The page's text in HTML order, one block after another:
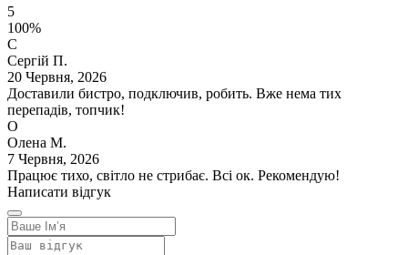
5
100%
С
Сергій П.
20 Червня, 2026
Доставили бистро, подключив, робить. Вже нема тих
перепадів, топчик!
О
Олена М.
7 Червня, 2026
Працює тихо, світло не стрибає. Всі ок. Рекомендую!
Написати відгук